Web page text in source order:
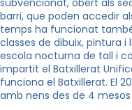
barri, que poden accedir
temps ha funcionat
classes de dibuix, pintura
escola nocturna de tall i
impartit el Batxillerat
funciona el Batxillerat. El
amb nens des de 4